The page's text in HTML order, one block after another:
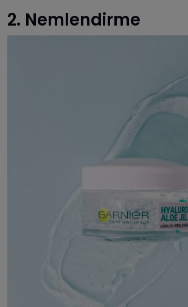
2. Nemlendirme